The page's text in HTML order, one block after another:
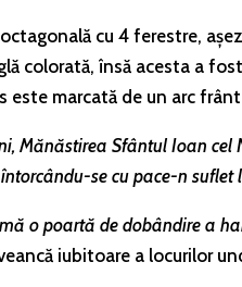
cu 4 ferestre,
colorată, însă acesta a
este marcată de un arc
Mănăstirea Sfântul Ioan cel
se cu pace-n suflet
o poartă de dobândire a
iubitoare a locurilor